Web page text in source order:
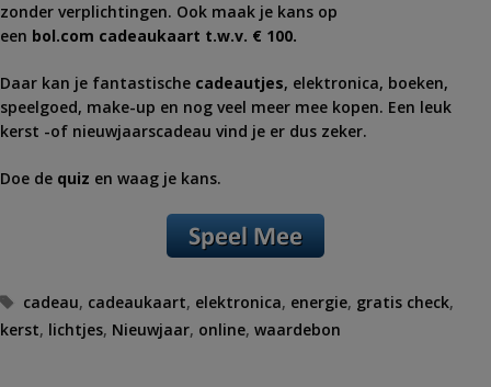
zonder verplichtingen. Ook maak je kans op
een bol.com cadeaukaart t.w.v. € 100.
Daar kan je fantastische cadeautjes, elektronica, boeken,
speelgoed, make-up en nog veel meer mee kopen. Een leuk
kerst -of nieuwjaarscadeau vind je er dus zeker.
Doe de quiz en waag je kans.
Tags
cadeau, cadeaukaart, elektronica, energie, gratis check,
kerst, lichtjes, Nieuwjaar, online, waardebon